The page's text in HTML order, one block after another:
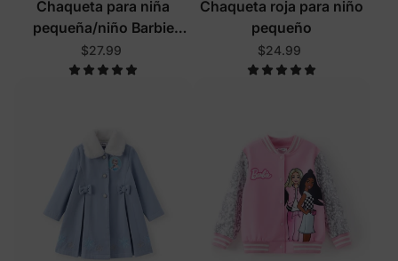
Chaqueta para niña
pequeña/niño Barbie
color rosa rosa
$27.99
Chaqueta roja para niño
pequeño
$24.99